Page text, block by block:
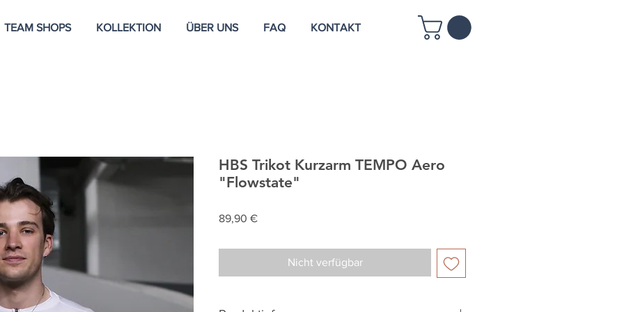
TEAM SHOPS KOLLEKTION ÜBER UNS FAQ KONTAKT
HBS Trikot Kurzarm TEMPO Aero
"Flowstate"
89,90 €Preis
Nicht verfügbar